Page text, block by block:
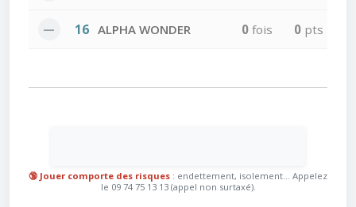
— 16 ALPHA WONDER 0 fois 0 pts
🔞 Jouer comporte des risques : endettement, isolement... Appelez
le 09 74 75 13 13 (appel non surtaxé).